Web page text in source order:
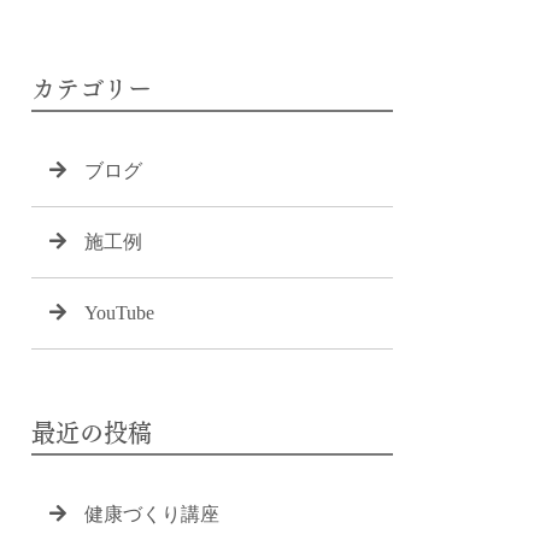
カテゴリー
ブログ
施工例
YouTube
最近の投稿
健康づくり講座